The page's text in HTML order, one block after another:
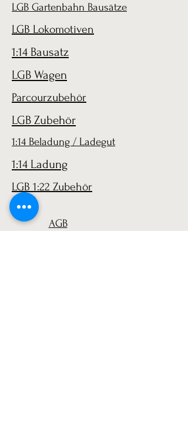
LGB Gartenbahn Bausätze
LGB Lokomotiven
1:14 Bausatz
LGB Wagen
Parcourzubehör
LGB Zubehör
1:14 Beladung / Ladegut
1:14 Ladung
LGB 1:22 Zubehör
AGB